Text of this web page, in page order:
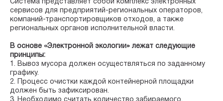
Система представляет собой комплекс электронных
сервисов для предприятий-региональных операторов,
компаний-транспортировщиков отходов, а также
региональных органов исполнительной власти.
В основе «Электронной экологии» лежат следующие
принципы:
1. Вывоз мусора должен осуществляться по заданному
графику.
2. Процесс очистки каждой контейнерной площадки
должен быть зафиксирован.